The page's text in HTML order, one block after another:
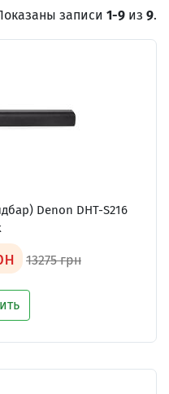
записи 1-9 из 9.
Denon DHT-S216
13275 грн